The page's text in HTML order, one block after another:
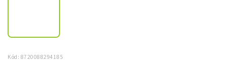
Kód: 8720088294185